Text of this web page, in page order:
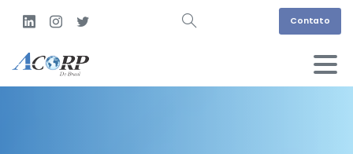
Contato